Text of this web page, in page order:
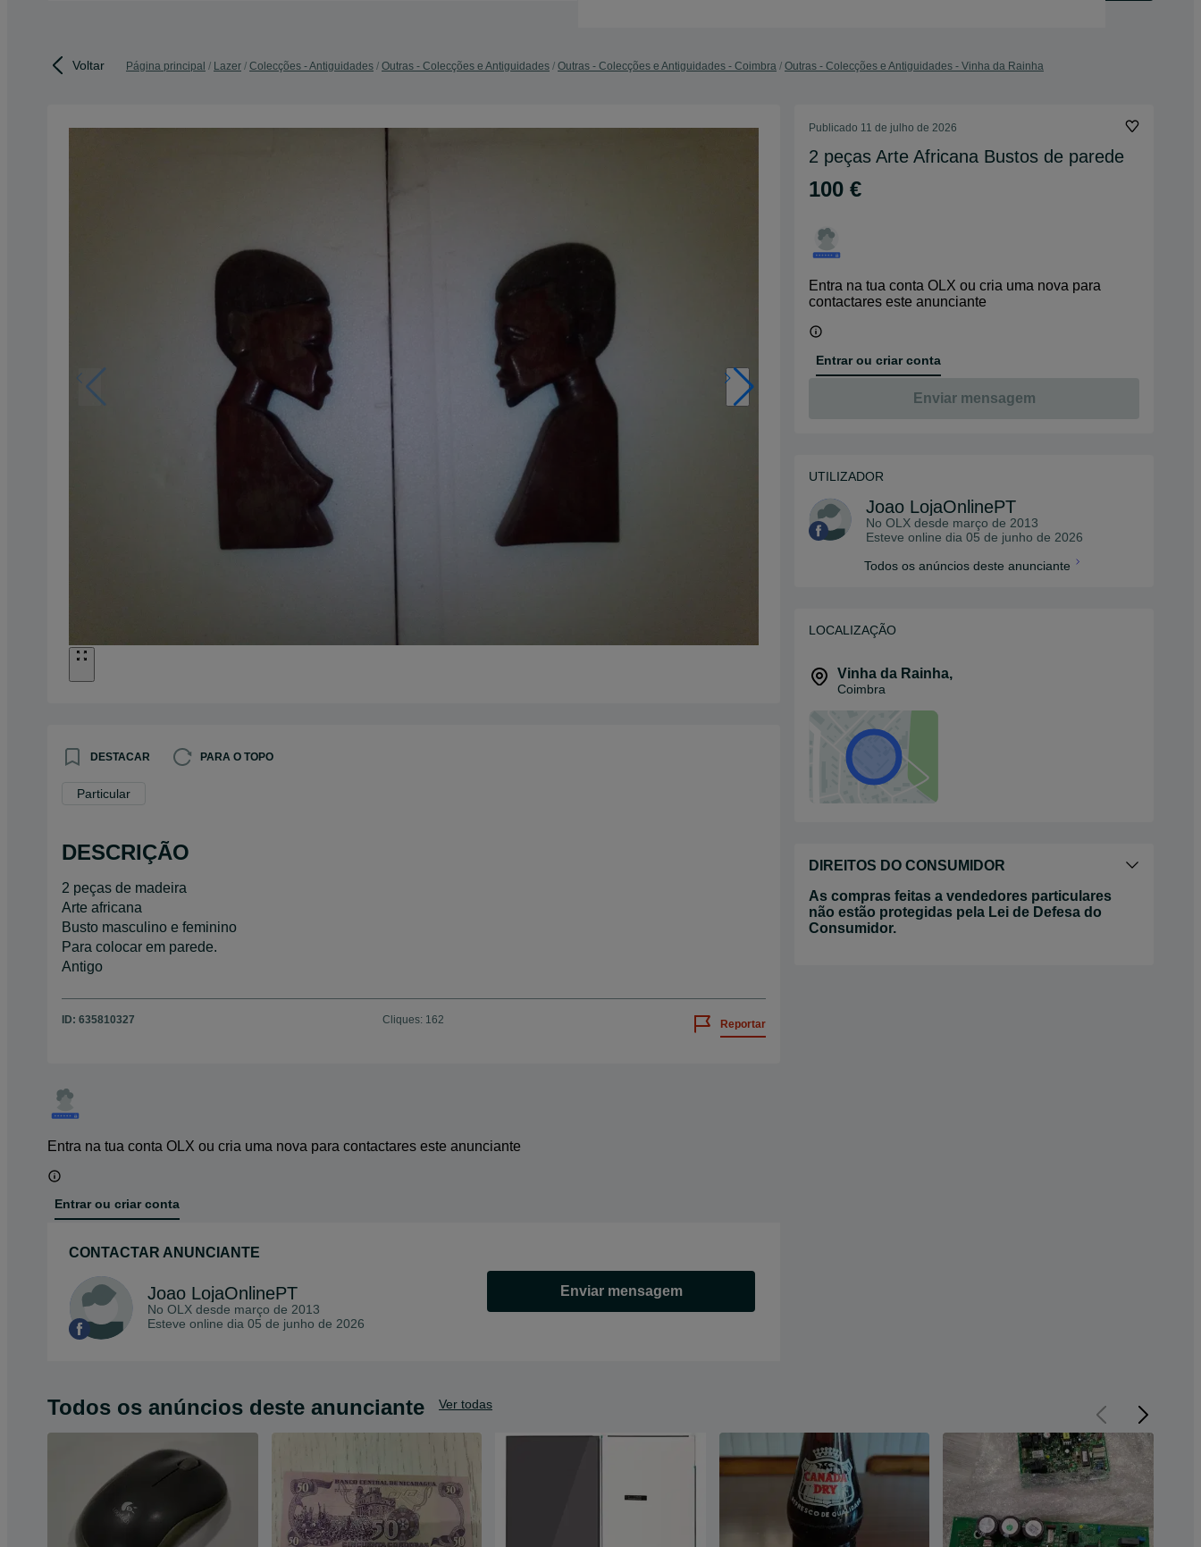
Voltar Página principal Lazer Colecções - Antiguidades Outras - Colecções e Antiguidades Outras - Colecções e Antiguidades - Coimbra Outras - Colecções e Antiguidades - Vinha da Rainha
DESTACAR PARA O TOPO
Particular
DESCRIÇÃO
2 peças de madeira
Arte africana
Busto masculino e feminino
Para colocar em parede.
Antigo
ID: 635810327 Cliques: 162 Reportar
Entra na tua conta OLX ou cria uma nova para contactares este anunciante
Entrar ou criar conta
CONTACTAR ANUNCIANTE
Joao LojaOnlinePT
No OLX desde março de 2013
Esteve online dia 05 de junho de 2026
Enviar mensagem
Publicado 11 de julho de 2026
2 peças Arte Africana Bustos de parede
100 €
Entra na tua conta OLX ou cria uma nova para
contactares este anunciante
Entrar ou criar conta
Enviar mensagem
UTILIZADOR
Joao LojaOnlinePT
No OLX desde março de 2013
Esteve online dia 05 de junho de 2026
Todos os anúncios deste anunciante
LOCALIZAÇÃO
Vinha da Rainha,
Coimbra
DIREITOS DO CONSUMIDOR
As compras feitas a vendedores particulares
não estão protegidas pela Lei de Defesa do
Consumidor.
Todos os anúncios deste anunciante Ver todas